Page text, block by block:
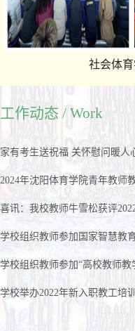
社会体
工作动态 / Work
家有考生送祝福 关怀慰问暖人
2024年沈阳体育学院青年教师
喜讯：我校教师牛雪松获评
学校组织教师参加国家智慧教
学校组织教师参加“高校教师
学校举办2022年新入职教工培训